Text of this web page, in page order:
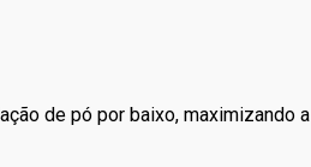
de pó por baixo, maximizando a